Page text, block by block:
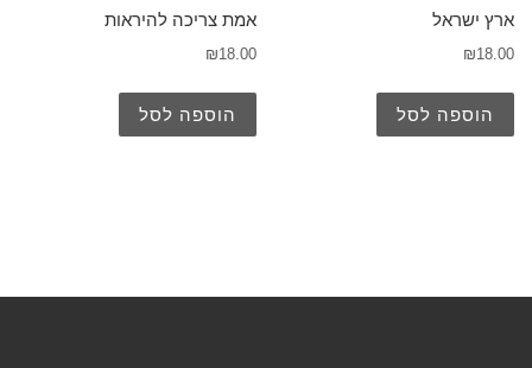
ארץ ישראל
₪18.00
הוספה לסל
אמת צריכה להיראות
₪18.00
הוספה לסל